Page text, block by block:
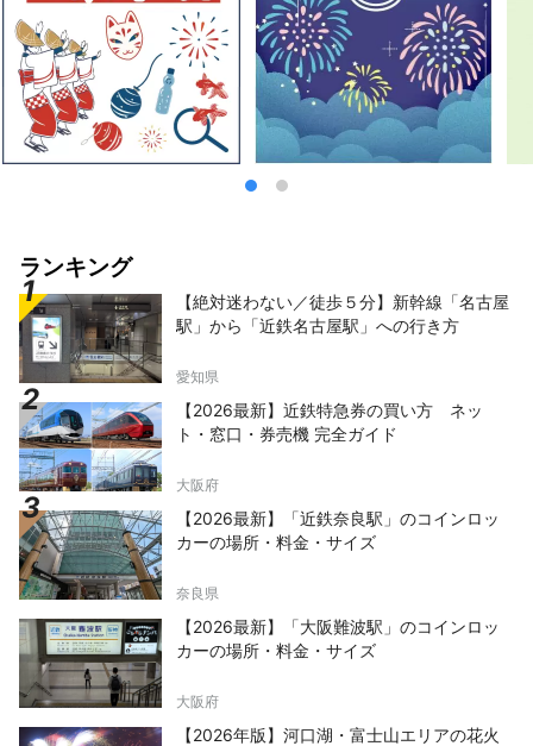
ランキング
【絶対迷わない／徒歩５分】新幹線「名古屋
駅」から「近鉄名古屋駅」への行き方
愛知県
【2026最新】近鉄特急券の買い方 ネッ
ト・窓口・券売機 完全ガイド
大阪府
【2026最新】「近鉄奈良駅」のコインロッ
カーの場所・料金・サイズ
奈良県
【2026最新】「大阪難波駅」のコインロッ
カーの場所・料金・サイズ
大阪府
【2026年版】河口湖・富士山エリアの花火